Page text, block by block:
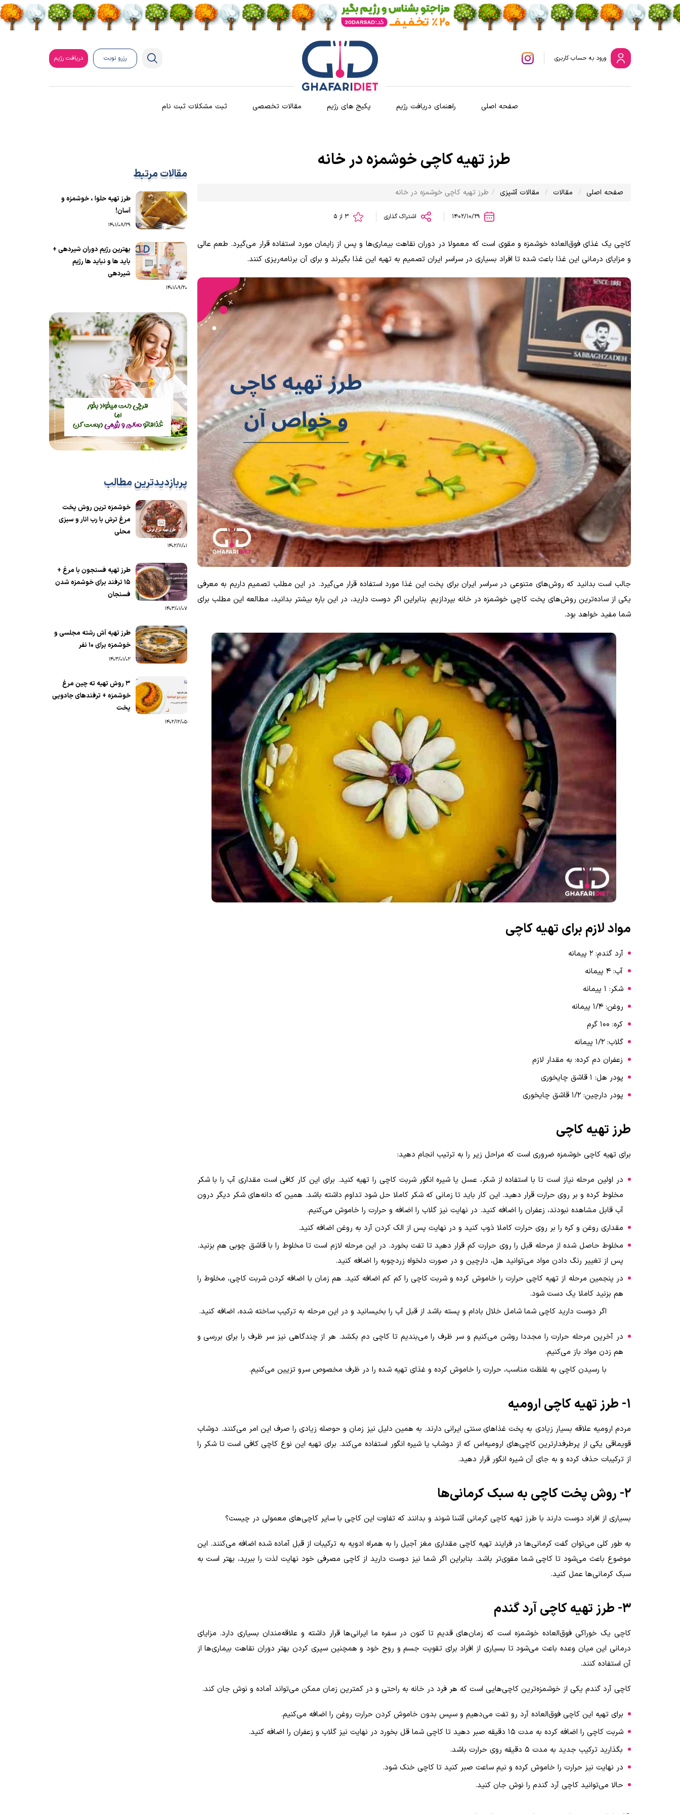
ورود به حساب کاربری رزرو نوبت دریافت رژیم
صفحه اصلی راهنمای دریافت رژیم پکیج های رژیم مقالات تخصصی ثبت مشکلات ثبت نام
طرز تهیه کاچی خوشمزه در خانه
صفحه اصلی مقالات مقالات آشپزی طرز تهیه کاچی خوشمزه در خانه
1402/10/29 اشتراک گذاری 3 از 5
کاچی یک غذای فوق‌العاده خوشمزه و مقوی است که معمولا در دوران نقاهت بیماری‌ها و پس از زایمان مورد استفاده قرار می‌گیرد. طعم عالی
و مزایای درمانی این غذا باعث شده تا افراد بسیاری در سراسر ایران تصمیم به تهیه این غذا بگیرند و برای آن برنامه‌ریزی کنند.
جالب است بدانید که روش‌های متنوعی در سراسر ایران برای پخت این غذا مورد استفاده قرار می‌گیرد. در این مطلب تصمیم داریم به معرفی
یکی از ساده‌ترین روش‌های پخت کاچی خوشمزه در خانه بپردازیم. بنابراین اگر دوست دارید، در این باره بیشتر بدانید، مطالعه این مطلب برای
شما مفید خواهد بود.
مواد لازم برای تهیه کاچی
آرد گندم: 2 پیمانه
آب: 4 پیمانه
شکر: 1 پیمانه
روغن: 1/4 پیمانه
کره: 100 گرم
گلاب: 1/2 پیمانه
زعفران دم کرده: به مقدار لازم
پودر هل: 1 قاشق چایخوری
پودر دارچین: 1/2 قاشق چایخوری
طرز تهیه کاچی
برای تهیه کاچی خوشمزه ضروری است که مراحل زیر را به ترتیب انجام دهید:
در اولین مرحله نیاز است تا با استفاده از شکر، عسل یا شیره انگور شربت کاچی را تهیه کنید. برای این کار کافی است مقداری آب را با شکر
مخلوط کرده و بر روی حرارت قرار دهید. این کار باید تا زمانی که شکر کاملا حل شود تداوم داشته باشد. همین که دانه‌های شکر دیگر درون
آب قابل مشاهده نبودند، زعفران را اضافه کنید. در نهایت نیز گلاب را اضافه و حرارت را خاموش می‌کنیم‌.
مقداری روغن و کره را بر روی حرارت کاملا ذوب کنید و در نهایت پس از الک کردن آرد به روغن اضافه کنید.
مخلوط حاصل شده از مرحله قبل را روی حرارت کم قرار دهید تا تفت بخورد. در این مرحله لازم است تا مخلوط را با قاشق چوبی هم بزنید.
پس از تغییر رنگ دادن مواد می‌توانید هل، دارچین و در صورت دلخواه زردچوبه را اضافه کنید.
در پنجمین مرحله از تهیه کاچی حرارت را خاموش کرده و شربت کاچی را کم کم اضافه کنید. هم زمان با اضافه کردن شربت کاچی، مخلوط را
هم بزنید کاملا یک دست شود.
اگر دوست دارید کاچی شما شامل خلال بادام و پسته باشد از قبل آب را بخیسانید و در این مرحله به ترکیب ساخته شده، اضافه کنید.
در آخرین مرحله حرارت را مجددا روشن می‌کنیم و سر ظرف را می‌بندیم تا کاچی دم بکشد. هر از چندگاهی نیز سر ظرف را برای بررسی و
هم زدن مواد باز می‌کنیم.
با رسیدن کاچی به غلظت مناسب، حرارت را خاموش کرده و غذای تهیه شده را در ظرف مخصوص سرو تزیین می‌کنیم.
۱- طرز تهیه کاچی ارومیه
مردم ارومیه علاقه بسیار زیادی به پخت غذاهای سنتی ایرانی دارند. به همین دلیل نیز زمان و حوصله زیادی را صرف این امر می‌کنند. دوشاب
قویماقی یکی از پرطرفدارترین کاچی‌های ارومیه‌اس که از دوشاب یا شیره انگور استفاده می‌کند. برای تهیه این نوع کاچی کافی است تا شکر را
از ترکیبات حذف کرده و به جای آن شیره انگور قرار دهید.
۲- روش پخت کاچی به سبک کرمانی‌ها
بسیاری از افراد دوست دارند با طرز تهیه کاچی کرمانی آشنا شوند و بدانند که تفاوت این کاچی با سایر کاچی‌های معمولی در چیست؟
به طور کلی می‌توان گفت کرمانی‌ها در فرایند تهیه کاچی مقداری مغز آجیل را به همراه ادویه به ترکیبات از قبل آماده شده اضافه می‌کنند. این
موضوع باعث می‌شود تا کاچی شما مقوی‌تر باشد. بنابراین اگر شما نیز دوست دارید از کاچی مصرفی خود نهایت لذت را ببرید، بهتر است به
سبک کرمانی‌ها عمل کنید.
۳- طرز تهیه کاچی آرد گندم
کاچی یک خوراکی فوق‌العاده خوشمزه است که زمان‌های قدیم تا کنون در سفره ما ایرانی‌ها قرار داشته و علاقه‌مندان بسیاری دارد. مزایای
درمانی این میان وعده باعث می‌شود تا بسیاری از افراد برای تقویت جسم و روح خود و همچنین سپری کردن بهتر دوران نقاهت بیماری‌ها از
آن استفاده کنند.
کاچی آرد گندم یکی از خوشمزه‌ترین کاچی‌هایی است که هر فرد در خانه به راحتی و در کمترین زمان ممکن می‌تواند آماده و نوش جان کند.‌
برای تهیه این کاچی فوق‌العاده آرد رو تفت می‌دهیم و سپس بدون خاموش کردن حرارت روغن را اضافه می‌کنیم.
شربت کاچی را اضافه کرده به مدت ۱۵ دقیقه صبر دهید تا کاچی شما قل بخورد در نهایت نیز گلاب و زعفران را اضافه کنید.
بگذارید ترکیب جدید به مدت ۵ دقیقه روی حرارت باشد.
در نهایت نیز حرارت را خاموش کرده و نیم ساعت صبر کنید تا کاچی خنک شود.
حالا می‌توانید کاچی آرد گندم را نوش جان کنید.
مقالات مرتبط
طرز تهیه حلوا ، خوشمزه و
آسان!
1401/08/29
بهترین رژیم دوران شیردهی +
باید ها و نباید ها رژیم
شیردهی
1401/09/20
پربازدیدترین مطالب
خوشمزه ترین روش پخت
مرغ ترش با رب انار و سبزی
محلی
1402/11/01
طرز تهیه فسنجون با مرغ +
15 ترفند برای خوشمزه شدن
فسنجان
1403/01/07
طرز تهیه آش رشته مجلسی و
خوشمزه برای ۱۰ نفر
1403/01/02
۳ روش تهیه ته چین مرغ
خوشمزه + ترفندهای جادویی
پخت
1402/12/05